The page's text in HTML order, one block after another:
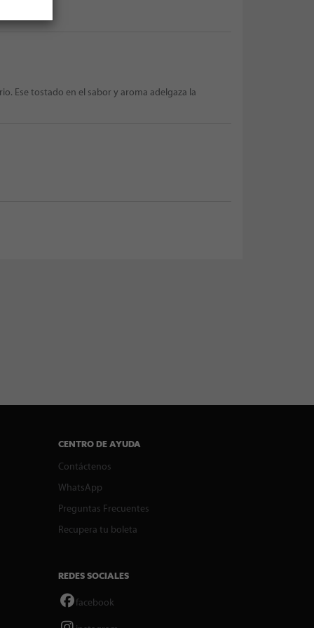
Ese tostado en el sabor y aroma adelgaza la
CENTRO DE AYUDA
Contáctenos
WhatsApp
Preguntas Frecuentes
Recupera tu boleta
REDES SOCIALES
facebook